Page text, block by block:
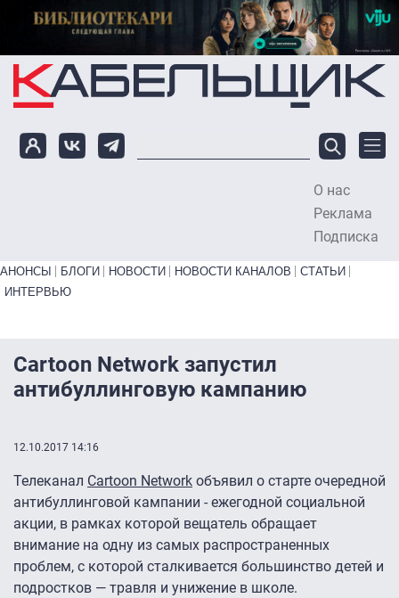
Перейти к основному содержанию
О нас
Реклама
Подписка
Primary links bottom
АНОНСЫ БЛОГИ НОВОСТИ НОВОСТИ КАНАЛОВ
СТАТЬИ
ИНТЕРВЬЮ
Cartoon Network запустил
антибуллинговую кампанию
12.10.2017 14:16
Телеканал Cartoon Network объявил о старте очередной
антибуллинговой кампании - ежегодной социальной
акции, в рамках которой вещатель обращает
внимание на одну из самых распространенных
проблем, с которой сталкивается большинство детей и
подростков — травля и унижение в школе.